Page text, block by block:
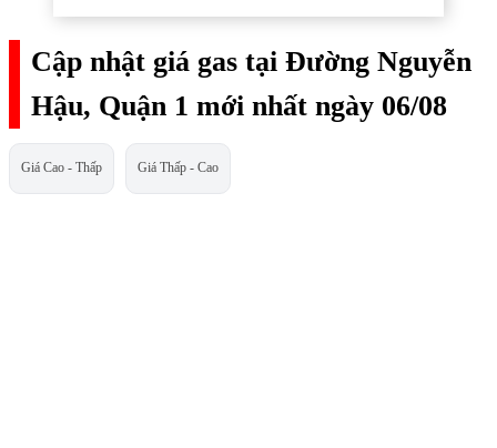
Cập nhật giá gas tại Đường Nguyễn
Hậu, Quận 1 mới nhất ngày 06/08
Giá Cao - Thấp Giá Thấp - Cao